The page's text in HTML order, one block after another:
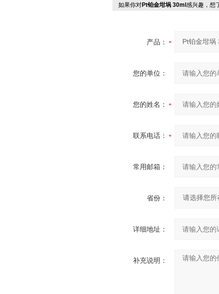
如果你对Pt铂金坩埚 30ml 感兴趣，想
产品：
您的单位：
您的姓名：
联系电话：
常用邮箱：
省份：
详细地址：
补充说明：